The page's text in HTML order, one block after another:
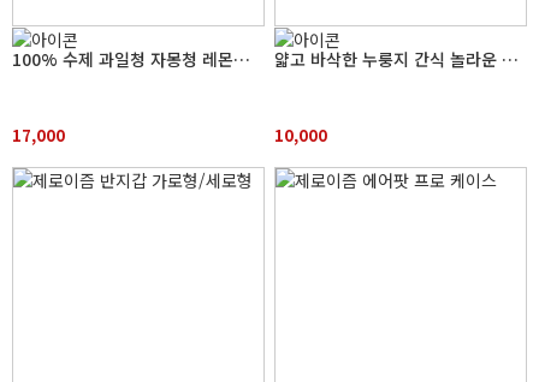
100% 수제 과일청 자몽청 레몬청 740g 답례용 선물용
17,000
얇고 바삭한 누룽지 간식 놀라운 하루 대전 사회적경제기업 특별상품전
10,000